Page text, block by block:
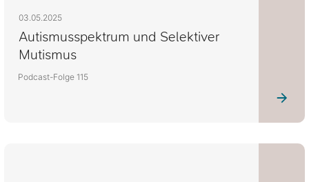
03.05.2025
Autismusspektrum und Selektiver
Mutismus
Podcast-Folge 115